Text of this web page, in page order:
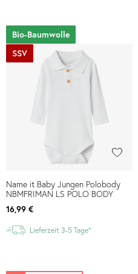
Bio-Baumwolle
SSV
Name it Baby Jungen Polobody
NBMFRIMAN LS POLO BODY
16,99 €
Lieferzeit 3-5 Tage*